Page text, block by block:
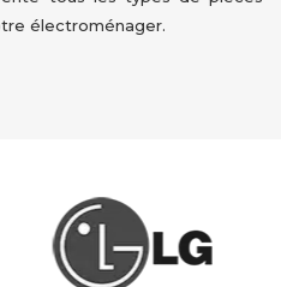
électroménager.